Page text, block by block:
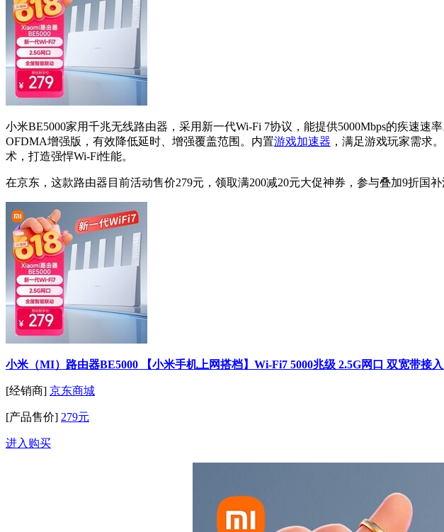
小米BE5000家用千兆无线路由器，采用新一代Wi-Fi 7协议，能提供5000Mbps的疾速速
OFDMA增强版，有效降低延时、增强覆盖范围。内置游戏加速器 ，满足游戏玩家需求
术，打造强悍Wi-Fi性能。
在京东，这款路由器目前活动售价279元，领取满200减20元大促神券，参与叠加9折国
小米（MI）路由器BE5000 【小米手机上网搭档】Wi-Fi7 5000兆级 2.5G网口 双宽带接
[经销商] 京东商城
[产品售价] 279元
进入购买